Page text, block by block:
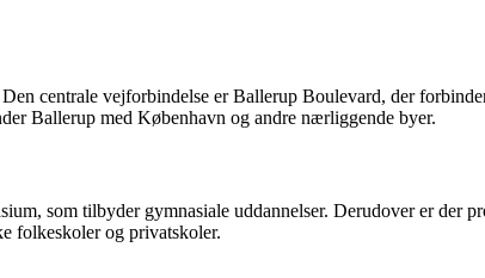
centrale vejforbindelse er Ballerup Boulevard, der
Ballerup med København og andre nærliggende byer.
som tilbyder gymnasiale uddannelser. Derudover er
folkeskoler og privatskoler.